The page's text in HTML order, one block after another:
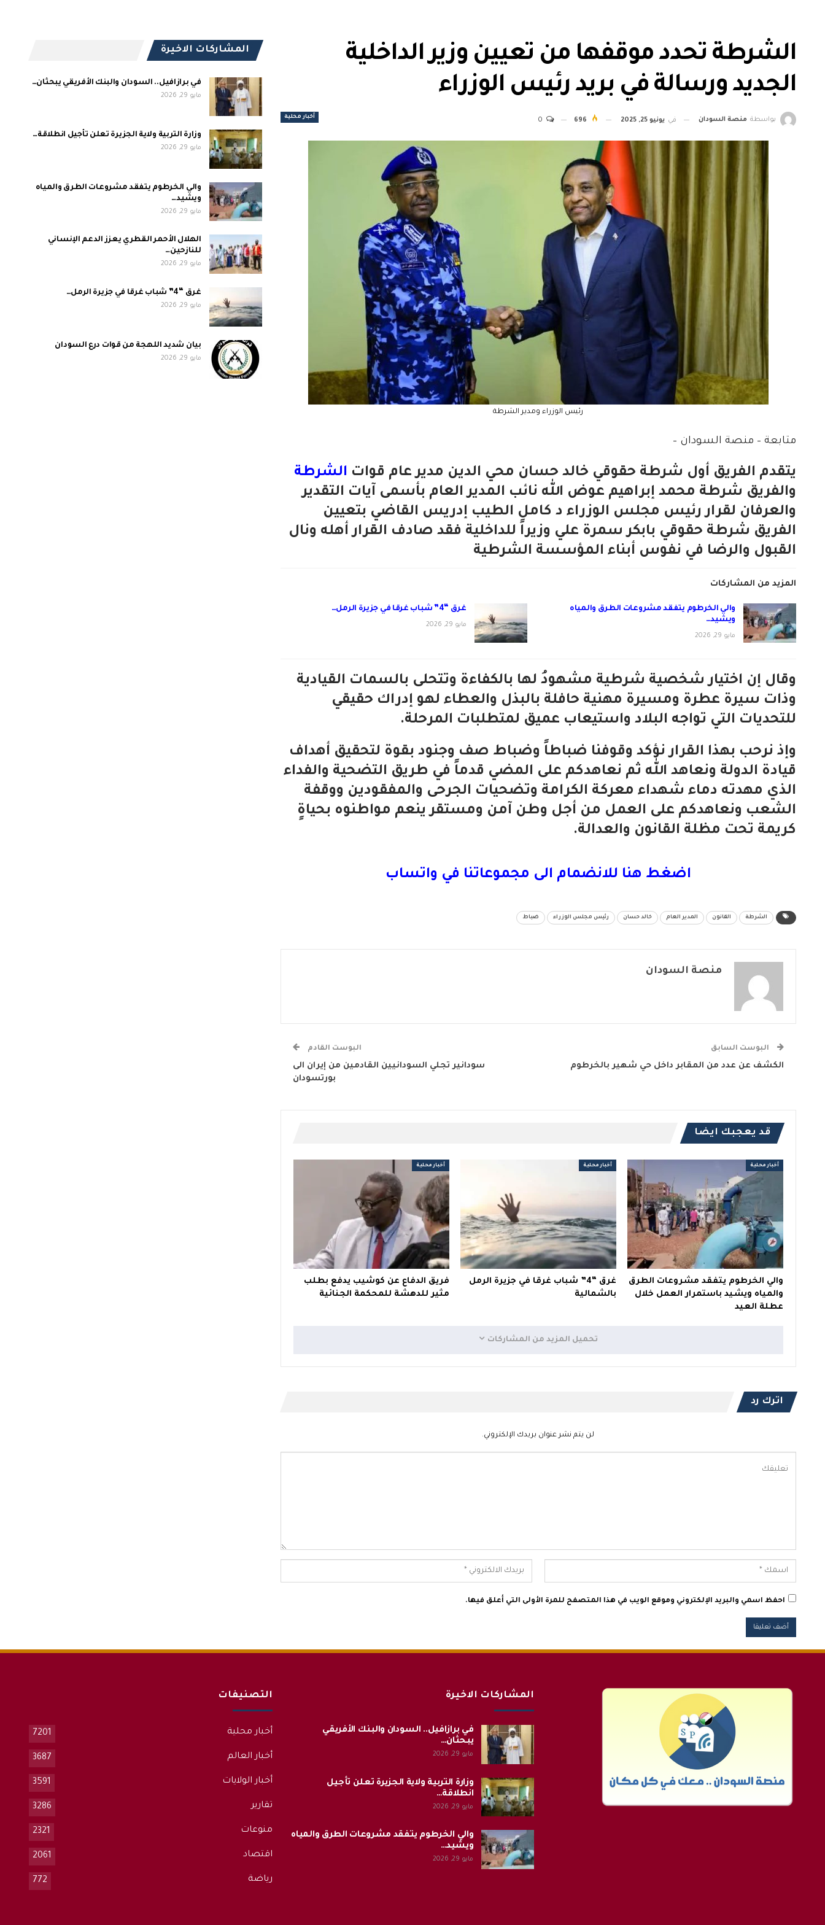
الشرطة تحدد موقفها من تعيين وزير الداخلية
الجديد ورسالة في بريد رئيس الوزراء
أخبار محلية بواسطة منصة السودان في يونيو 25, 2025 696
رئيس الوزراء ومدير الشرطة
متابعة – منصة السودان –
يتقدم الفريق أول شرطة حقوقي خالد حسان محي الدين مدير عام قوات الشرطة
والفريق شرطة محمد إبراهيم عوض الله نائب المدير العام بأسمى آيات التقدير
والعرفان لقرار رئيس مجلس الوزراء د كامل الطيب إدريس القاضي بتعيين
الفريق شرطة حقوقي بابكر سمرة علي وزيراً للداخلية فقد صادف القرار أهله ونال
القبول والرضا في نفوس أبناء المؤسسة الشرطية
المزيد من المشاركات
والي الخرطوم يتفقد مشروعات الطرق والمياه
ويشيد…
مايو 29, 2026
غرق “4” شباب غرقا في جزيرة الرمل…
مايو 29, 2026
وقال إن اختيار شخصية شرطية مشهودُ لها بالكفاءة وتتحلى بالسمات القيادية
وذات سيرة عطرة ومسيرة مهنية حافلة بالبذل والعطاء لهو إدراك حقيقي
للتحديات التي تواجه البلاد واستيعاب عميق لمتطلبات المرحلة.
وإذ نرحب بهذا القرار نؤكد وقوفنا ضباطاً وضباط صف وجنود بقوة لتحقيق أهداف
قيادة الدولة ونعاهد الله ثم نعاهدكم على المضي قدماً في طريق التضحية والفداء
الذي مهدته دماء شهداء معركة الكرامة وتضحيات الجرحى والمفقودين ووقفة
الشعب ونعاهدكم على العمل من أجل وطن آمن ومستقر ينعم مواطنوه بحياةٍ
كريمة تحت مظلة القانون والعدالة.
اضغط هنا للانضمام الى مجموعاتنا في واتساب
الشرطة القانون المدير العام خالد حسان رئيس مجلس الوزراء ضباط
منصة السودان
البوست السابق
الكشف عن عدد من المقابر داخل حي شهير بالخرطوم
البوست القادم
سودانير تجلي السودانيين القادمين من إيران الى
بورتسودان
قد يعجبك ايضا
أخبار محلية
والي الخرطوم يتفقد مشروعات الطرق
والمياه ويشيد باستمرار العمل خلال
عطلة العيد
أخبار محلية
غرق “4” شباب غرقا في جزيرة الرمل
بالشمالية
أخبار محلية
فريق الدفاع عن كوشيب يدفع بطلب
مثير للدهشة للمحكمة الجنائية
تحميل المزيد من المشاركات
اترك رد
لن يتم نشر عنوان بريدك الإلكتروني.
احفظ اسمي والبريد الإلكتروني وموقع الويب في هذا المتصفح للمرة الأولى التي أعلق فيها.
المشاركات الاخيرة
في برازافيل.. السودان والبنك الأفريقي يبحثان…
مايو 29, 2026
وزارة التربية ولاية الجزيرة تعلن تأجيل انطلاقة…
مايو 29, 2026
والي الخرطوم يتفقد مشروعات الطرق والمياه
ويشيد…
مايو 29, 2026
الهلال الأحمر القطري يعزز الدعم الإنساني
للنازحين…
مايو 29, 2026
غرق “4” شباب غرقا في جزيرة الرمل…
مايو 29, 2026
بيان شديد اللهجة من قوات درع السودان
مايو 29, 2026
المشاركات الاخيرة
في برازافيل.. السودان والبنك الأفريقي
يبحثان…
مايو 29, 2026
وزارة التربية ولاية الجزيرة تعلن تأجيل
انطلاقة…
مايو 29, 2026
والي الخرطوم يتفقد مشروعات الطرق والمياه
ويشيد…
مايو 29, 2026
التصنيفات
أخبار محلية 7201
أخبار العالم 3687
أخبار الولايات 3591
تقارير 3286
منوعات 2321
اقتصاد 2061
رياضة 772